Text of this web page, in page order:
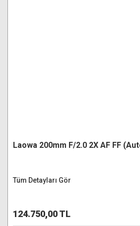
Laowa 200mm F/2.0 2X AF FF
Tüm Detayları Gör
124.750,00 TL